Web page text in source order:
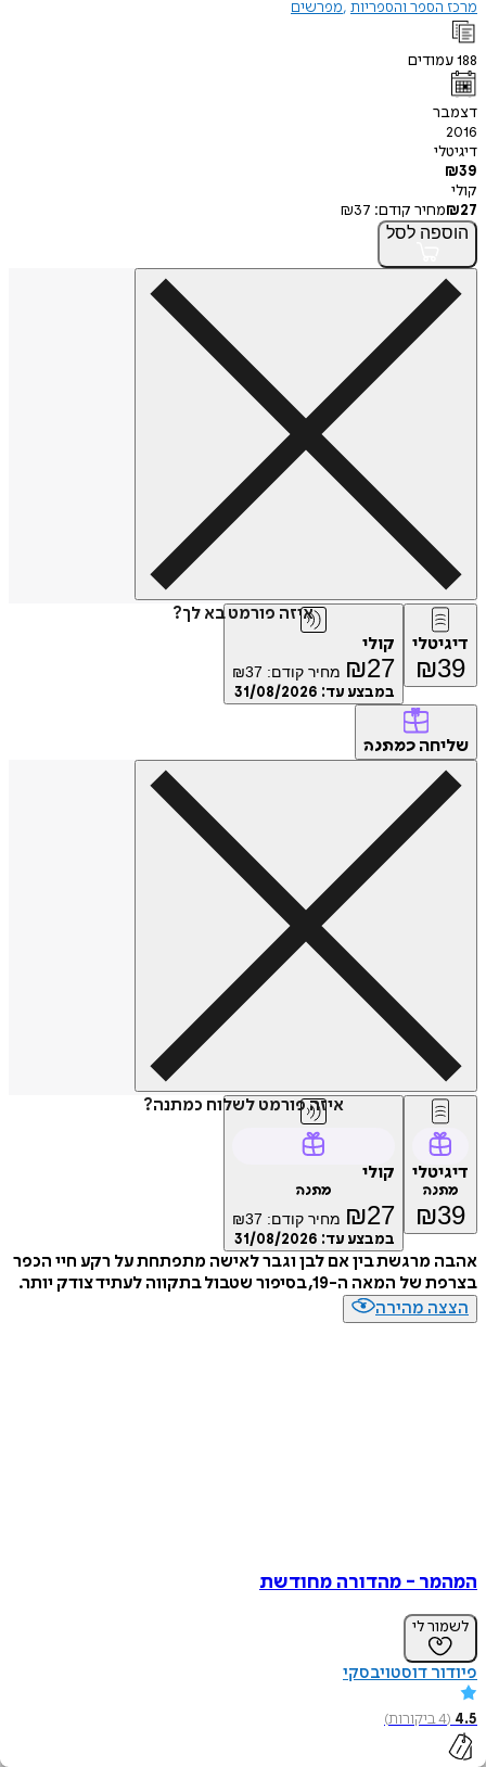
מרכז הספר והספריות מפרשים
188עמודים
דצמבר
2016
דיגיטלי
₪39
קולי
₪27 מחיר קודם: ₪37
הוספה לסל
איזה פורמט בא לך?
דיגיטלי
₪39
קולי
₪27 מחיר קודם: ₪37
במבצע עד: 31/08/2026
שליחה כמתנה
איזה פורמט לשלוח כמתנה?
דיגיטלי
מתנה
₪39
קולי
מתנה
₪27 מחיר קודם: ₪37
במבצע עד: 31/08/2026
אהבה מרגשת בין אם לבן וגבר לאישה מתפתחת על רקע חיי הכפר
בצרפת של המאה ה-19, בסיפור שטבול בתקווה לעתיד צודק יותר.
הצצה מהירה
המהמר - מהדורה מחודשת
לשמור לי
פיודור דוסטויבסקי
4.5
(
4ביקורות)